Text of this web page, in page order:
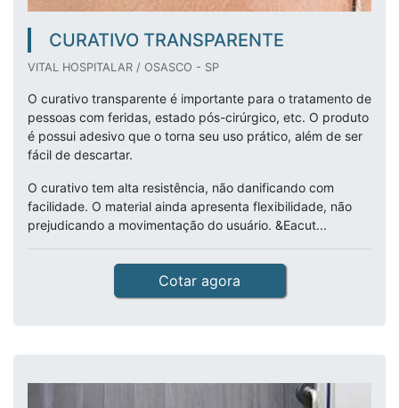
CURATIVO TRANSPARENTE
VITAL HOSPITALAR / OSASCO - SP
O curativo transparente é importante para o tratamento de
pessoas com feridas, estado pós-cirúrgico, etc. O produto
é possui adesivo que o torna seu uso prático, além de ser
fácil de descartar.
O curativo tem alta resistência, não danificando com
facilidade. O material ainda apresenta flexibilidade, não
prejudicando a movimentação do usuário. &Eacut...
Cotar agora